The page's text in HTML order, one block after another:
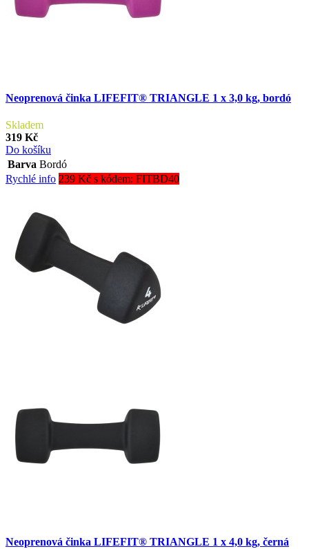
Neoprenová činka LIFEFIT® TRIANGLE 1 x 3,0 kg, bordó
Skladem
319 Kč
Do košíku
Barva Bordó
Rychlé info 239 Kč s kódem: FITBD40
Neoprenová činka LIFEFIT® TRIANGLE 1 x 4,0 kg, černá